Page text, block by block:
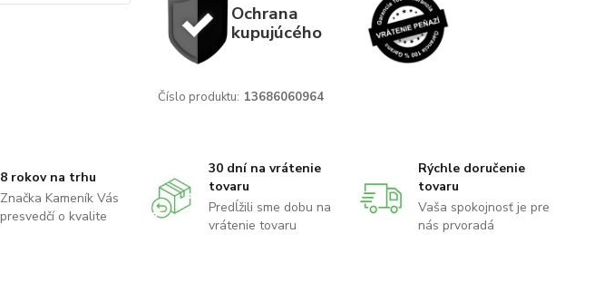
Ochrana
kupujúcého
Číslo produktu: 13686060964
8 rokov na trhu
Značka Kameník Vás
presvedčí o kvalite
30 dní na vrátenie
tovaru
Predĺžili sme dobu na
vrátenie tovaru
Rýchle doručenie
tovaru
Vaša spokojnosť je pre
nás prvoradá